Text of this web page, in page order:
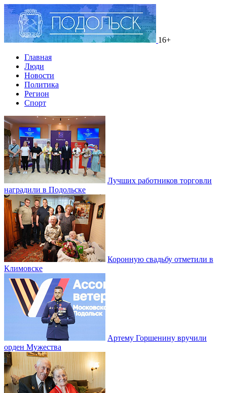
16+
Главная
Люди
Новости
Политика
Регион
Спорт
Лучших работников торговли
наградили в Подольске
Коронную свадьбу отметили в
Климовске
Артему Горшенину вручили
орден Мужества